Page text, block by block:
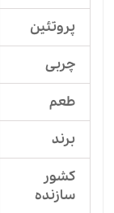
پروتئین
چربی
طعم
برند
کشور
سازنده